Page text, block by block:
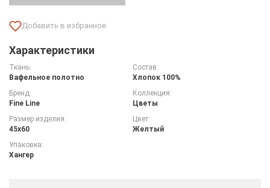
Характеристики
Ткань:
Вафельное полотно
Состав:
Хлопок 100%
Бренд:
Fine Line
Коллекция:
Цветы
Размер изделия:
45х60
Цвет:
Желтый
Упаковка:
Хангер